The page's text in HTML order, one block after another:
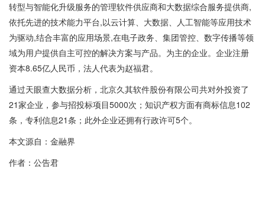
转型与智能化升级服务的管理软件供应商和大数据综合服务提供商,
依托先进的技术能力平台,以云计算、大数据、人工智能等应用技术
为驱动,结合丰富的应用场景,在电子政务、集团管控、数字传播等领
域为用户提供自主可控的解决方案与产品。为主的企业。企业注册
资本8.65亿人民币，法人代表为赵福君。
通过天眼查大数据分析，北京久其软件股份有限公司共对外投资了
21家企业，参与招投标项目5000次；知识产权方面有商标信息102
条，专利信息21条；此外企业还拥有行政许可5个。
本文源自：金融界
作者：公告君